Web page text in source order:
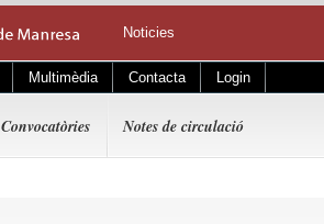
Noticies
Multimèdia Contacta Login
Convocatòries Notes de circulació